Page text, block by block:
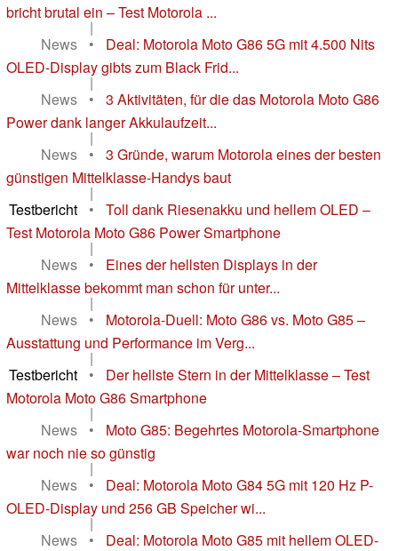
bricht brutal ein – Test Motorola ...
|
News
•
Deal: Motorola Moto G86 5G mit 4.500 Nits
OLED-Display gibts zum Black Frid...
|
News
•
3 Aktivitäten, für die das Motorola Moto G86
Power dank langer Akkulaufzeit...
|
News
•
3 Gründe, warum Motorola eines der besten
günstigen Mittelklasse-Handys baut
|
Testbericht
•
Toll dank Riesenakku und hellem OLED –
Test Motorola Moto G86 Power Smartphone
|
News
•
Eines der hellsten Displays in der
Mittelklasse bekommt man schon für unter...
|
News
•
Motorola-Duell: Moto G86 vs. Moto G85 –
Ausstattung und Performance im Verg...
|
Testbericht
•
Der hellste Stern in der Mittelklasse – Test
Motorola Moto G86 Smartphone
|
News
•
Moto G85: Begehrtes Motorola-Smartphone
war noch nie so günstig
|
News
•
Deal: Motorola Moto G84 5G mit 120 Hz P-
OLED-Display und 256 GB Speicher wi...
|
News
•
Deal: Motorola Moto G85 mit hellem OLED-